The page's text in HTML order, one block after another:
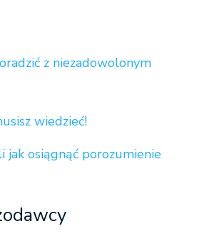
z niezadowolonym
wiedzieć!
osiągnąć porozumienie